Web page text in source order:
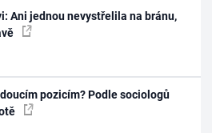
Ani jednou nevystřelila na bránu,
pozicím? Podle sociologů